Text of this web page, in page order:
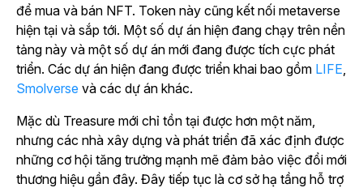
để mua và bán NFT. Token này cũng kết nối metaverse
hiện tại và sắp tới. Một số dự án hiện đang chạy trên nền
tảng này và một số dự án mới đang được tích cực phát
triển. Các dự án hiện đang được triển khai bao gồm LIFE,
Smolverse và các dự án khác.
Mặc dù Treasure mới chỉ tồn tại được hơn một năm,
nhưng các nhà xây dựng và phát triển đã xác định được
những cơ hội tăng trưởng mạnh mẽ đảm bảo việc đổi mới
thương hiệu gần đây. Đây tiếp tục là cơ sở hạ tầng hỗ trợ